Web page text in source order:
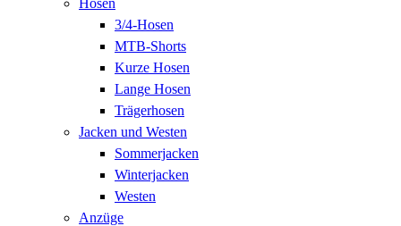
3/4-Hosen
MTB-Shorts
Kurze Hosen
Lange Hosen
Trägerhosen
Jacken und Westen
Sommerjacken
Winterjacken
Westen
Anzüge